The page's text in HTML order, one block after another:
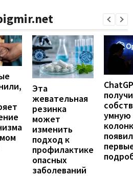
Эта
жевательная
резинка
может
изменить
подход к
профилактике
опасных
заболеваний
умную